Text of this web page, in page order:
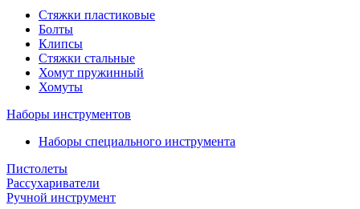
Стяжки пластиковые
Болты
Клипсы
Стяжки стальные
Хомут пружинный
Хомуты
Наборы инструментов
Наборы специального инструмента
Пистолеты
Рассухариватели
Ручной инструмент